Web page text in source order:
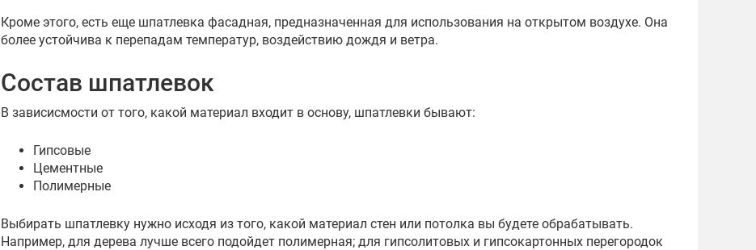
Кроме этого, есть еще шпатлевка фасадная, предназначенная для использования на открытом воздухе. Она
более устойчива к перепадам температур, воздействию дождя и ветра.
Состав шпатлевок
В зависисмости от того, какой материал входит в основу, шпатлевки бывают:
Гипсовые
Цементные
Полимерные
Выбирать шпатлевку нужно исходя из того, какой материал стен или потолка вы будете обрабатывать.
Например, для дерева лучше всего подойдет полимерная; для гипсолитовых и гипсокартонных перегородок